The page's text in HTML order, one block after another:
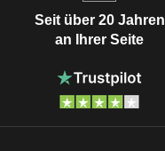
Seit über 20 Jahren
an Ihrer Seite